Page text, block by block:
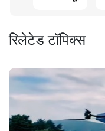
रिलेटेड टॉपिक्स